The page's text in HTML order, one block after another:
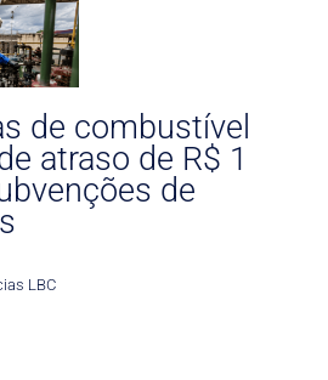
de combustível
atraso de R$ 1
de
LBC